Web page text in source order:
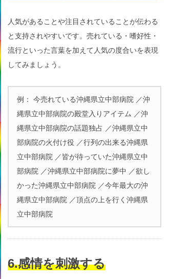
人気があることや注目されていることが伝わる
と支持されやすいです。売れている・嗜好性・
流行といった言葉を加えて人気の度合いを表現
してみましょう。
例： 今売れている沖縄県立中部病院 ／沖
縄県立中部病院の殿堂入りアイテム ／沖
縄県立中部病院の話題独占 ／沖縄県立中
部病院の火付け役 ／行列の出来る沖縄県
立中部病院 ／皆が待っていた沖縄県立中
部病院 ／沖縄県立中部病院に夢中 ／欲し
かった沖縄県立中部病院 ／今年最大の沖
縄県立中部病院 ／頂点の上を行く沖縄県
立中部病院
6.感情を刺激する